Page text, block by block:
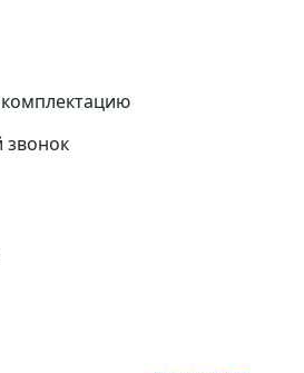
звонок